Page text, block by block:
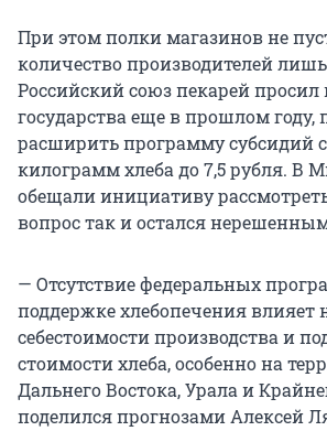
При этом полки магазинов не
количество производителей
Российский союз пекарей
государства еще в прошлом году,
расширить программу субсидий с
килограмм хлеба до 7,5 рубля. В
обещали инициативу
вопрос так и остался
— Отсутствие федеральных
поддержке хлебопечения влияет
себестоимости производства и
стоимости хлеба, особенно на
Дальнего Востока, Урала и
поделился прогнозами Алексей